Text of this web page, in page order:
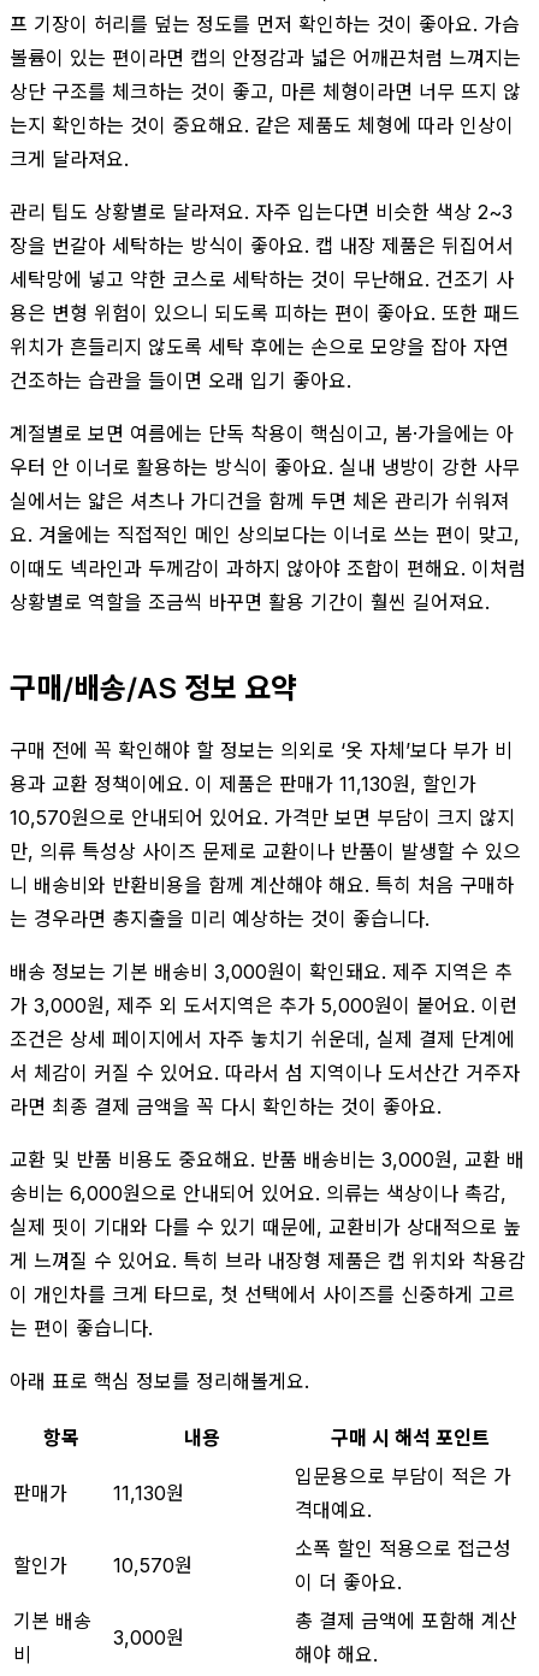
프 기장이 허리를 덮는 정도를 먼저 확인하는 것이 좋아요. 가슴
볼륨이 있는 편이라면 캡의 안정감과 넓은 어깨끈처럼 느껴지는
상단 구조를 체크하는 것이 좋고, 마른 체형이라면 너무 뜨지 않
는지 확인하는 것이 중요해요. 같은 제품도 체형에 따라 인상이
크게 달라져요.
관리 팁도 상황별로 달라져요. 자주 입는다면 비슷한 색상 2~3
장을 번갈아 세탁하는 방식이 좋아요. 캡 내장 제품은 뒤집어서
세탁망에 넣고 약한 코스로 세탁하는 것이 무난해요. 건조기 사
용은 변형 위험이 있으니 되도록 피하는 편이 좋아요. 또한 패드
위치가 흔들리지 않도록 세탁 후에는 손으로 모양을 잡아 자연
건조하는 습관을 들이면 오래 입기 좋아요.
계절별로 보면 여름에는 단독 착용이 핵심이고, 봄·가을에는 아
우터 안 이너로 활용하는 방식이 좋아요. 실내 냉방이 강한 사무
실에서는 얇은 셔츠나 가디건을 함께 두면 체온 관리가 쉬워져
요. 겨울에는 직접적인 메인 상의보다는 이너로 쓰는 편이 맞고,
이때도 넥라인과 두께감이 과하지 않아야 조합이 편해요. 이처럼
상황별로 역할을 조금씩 바꾸면 활용 기간이 훨씬 길어져요.
구매/배송/AS 정보 요약
구매 전에 꼭 확인해야 할 정보는 의외로 ‘옷 자체’보다 부가 비
용과 교환 정책이에요. 이 제품은 판매가 11,130원, 할인가
10,570원으로 안내되어 있어요. 가격만 보면 부담이 크지 않지
만, 의류 특성상 사이즈 문제로 교환이나 반품이 발생할 수 있으
니 배송비와 반환비용을 함께 계산해야 해요. 특히 처음 구매하
는 경우라면 총지출을 미리 예상하는 것이 좋습니다.
배송 정보는 기본 배송비 3,000원이 확인돼요. 제주 지역은 추
가 3,000원, 제주 외 도서지역은 추가 5,000원이 붙어요. 이런
조건은 상세 페이지에서 자주 놓치기 쉬운데, 실제 결제 단계에
서 체감이 커질 수 있어요. 따라서 섬 지역이나 도서산간 거주자
라면 최종 결제 금액을 꼭 다시 확인하는 것이 좋아요.
교환 및 반품 비용도 중요해요. 반품 배송비는 3,000원, 교환 배
송비는 6,000원으로 안내되어 있어요. 의류는 색상이나 촉감,
실제 핏이 기대와 다를 수 있기 때문에, 교환비가 상대적으로 높
게 느껴질 수 있어요. 특히 브라 내장형 제품은 캡 위치와 착용감
이 개인차를 크게 타므로, 첫 선택에서 사이즈를 신중하게 고르
는 편이 좋습니다.
아래 표로 핵심 정보를 정리해볼게요.
항목 내용 구매 시 해석 포인트
판매가 11,130원
입문용으로 부담이 적은 가
격대예요.
할인가 10,570원
소폭 할인 적용으로 접근성
이 더 좋아요.
기본 배송
비
3,000원
총 결제 금액에 포함해 계산
해야 해요.